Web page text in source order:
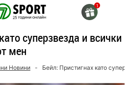
суперзвезда и всички
мен
Новини - Бейл: Пристигнах като